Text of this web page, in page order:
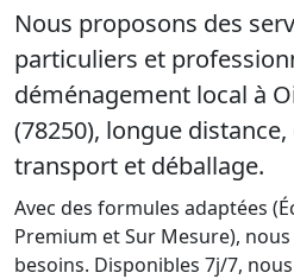
Nous proposons des
particuliers et
déménagement local à
(78250), longue
transport et déballage.
Avec des formules adaptées
Premium et Sur Mesure),
besoins. Disponibles 7j/7,